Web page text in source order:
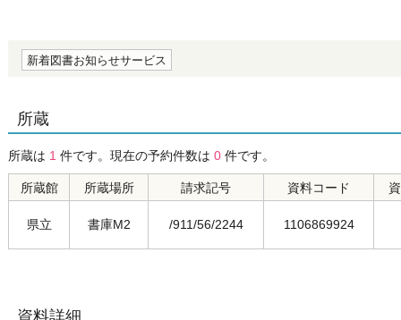
新着図書お知らせサービス
所蔵
所蔵は 1 件です。現在の予約件数は 0 件です。
所蔵館 所蔵場所 請求記号 資料コード
県立 書庫M2 /911/56/2244 1106869924
資料詳細